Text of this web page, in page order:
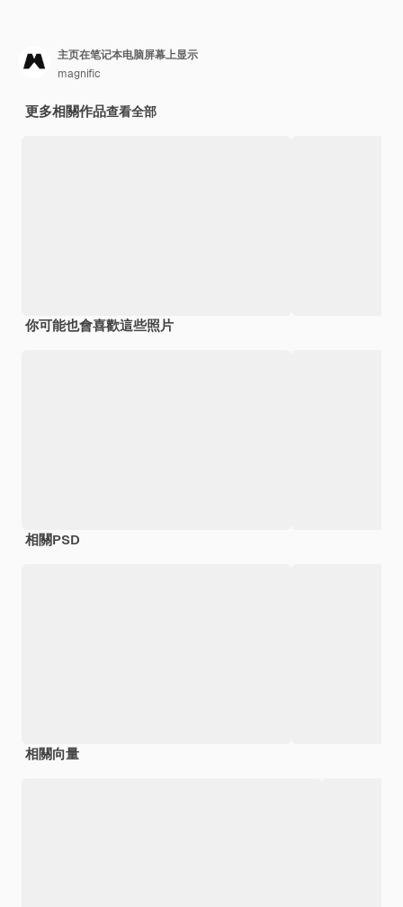
主页在笔记本电脑屏幕上显示
magnific
更多相關作品查看全部
你可能也會喜歡這些照片
相關PSD
相關向量